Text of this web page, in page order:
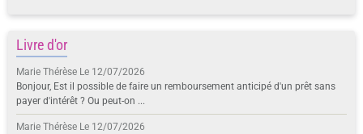
Livre d'or
Marie Thérèse Le 12/07/2026
Bonjour, Est il possible de faire un remboursement anticipé d'un prêt sans
payer d'intérêt ? Ou peut-on ...
Marie Thérèse Le 12/07/2026